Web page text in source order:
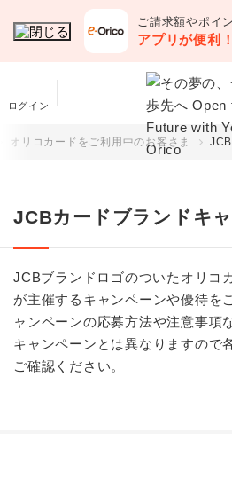
ご請求額やポイ
アプリが便利！
ログイン
クレジットカード
オリコカードをご利用中のお客さま
JCBカードブランドキ
JCBブランドロゴのついたオリコ
が主催するキャンペーンや優待を
ャンペーンの応募方法や注意事項
キャンペーンとは異なりますので
ご確認ください。